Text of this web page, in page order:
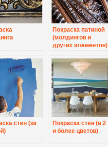
Покраска патиной
(молдингов и
других элементов)
стен (за
Покраска стен (в 2
и более цветов)